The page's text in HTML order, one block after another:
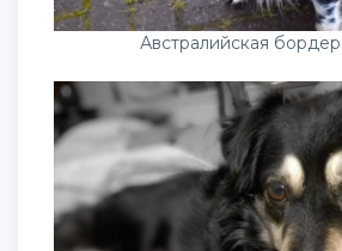
Австралийская